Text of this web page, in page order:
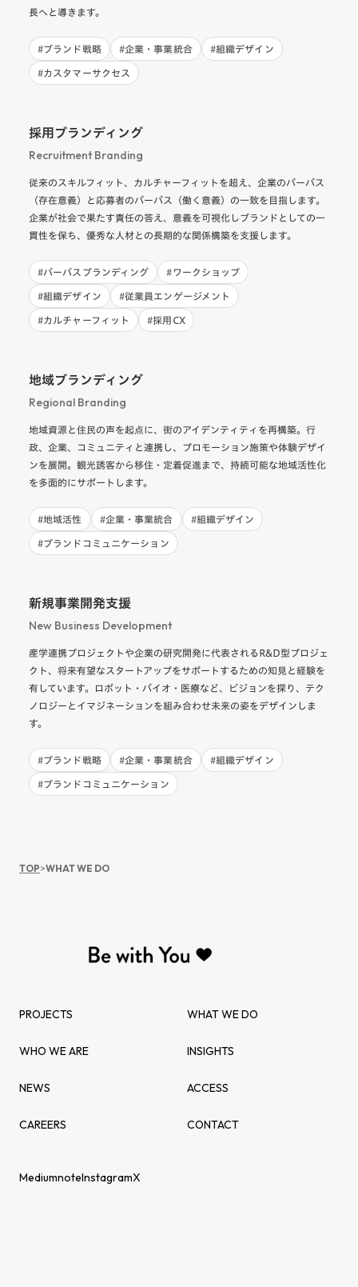
長へと導きます。
#ブランド戦略 #企業・事業統合 #組織デザイン
#カスタマーサクセス
採用ブランディング
Recruitment Branding
従来のスキルフィット、カルチャーフィットを超え、企業のパーパス
（存在意義）と応募者のパーパス（働く意義）の一致を目指します。
企業が社会で果たす責任の答え、意義を可視化しブランドとしての一
貫性を保ち、優秀な人材との長期的な関係構築を支援します。
#パーパスブランディング # ワークショップ
#組織デザイン #従業員エンゲージメント
#カルチャーフィット #採用CX
地域ブランディング
Regional Branding
地域資源と住民の声を起点に、街のアイデンティティを再構築。行
政、企業、コミュニティと連携し、プロモーション施策や体験デザイ
ンを展開。観光誘客から移住・定着促進まで、持続可能な地域活性化
を多面的にサポートします。
#地域活性 #企業・事業統合 #組織デザイン
#ブランドコミュニケーション
新規事業開発支援
New Business Development
産学連携プロジェクトや企業の研究開発に代表されるR&D型プロジェ
クト、将来有望なスタートアップをサポートするための知見と経験を
有しています。ロボット・バイオ・医療など、ビジョンを探り、テク
ノロジーとイマジネーションを組み合わせ未来の姿をデザインしま
す。
#ブランド戦略 #企業・事業統合 #組織デザイン
#ブランドコミュニケーション
TOP>WHAT WE DO
PROJECTS WHAT WE DO
WHO WE ARE INSIGHTS
NEWS ACCESS
CAREERS CONTACT
MediumnoteInstagramX